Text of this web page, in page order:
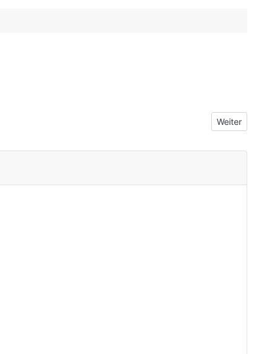
Nächster
Weiter